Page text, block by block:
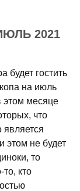
2021
будет гостить
на июль
этом месяце
что
этом не будет
то
кто